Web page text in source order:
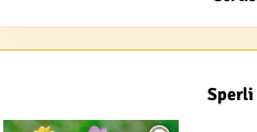
Sperli